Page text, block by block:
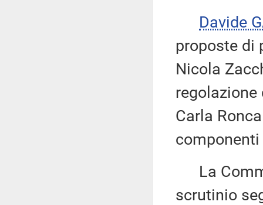
Davide
proposte di
Nicola
Carla
La
scrutinio